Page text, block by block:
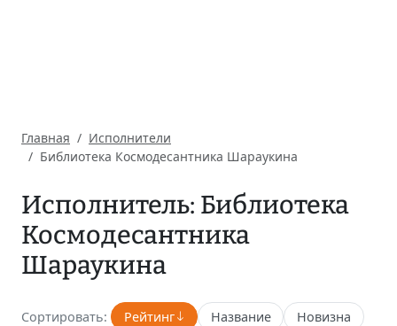
Главная
Исполнители
Библиотека Космодесантника Шараукина
Исполнитель: Библиотека
Космодесантника
Шараукина
Сортировать: Рейтинг Название
Новизна